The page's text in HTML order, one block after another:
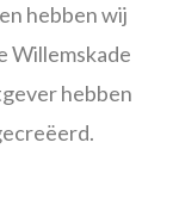
hebben wij
Willemskade
hebben